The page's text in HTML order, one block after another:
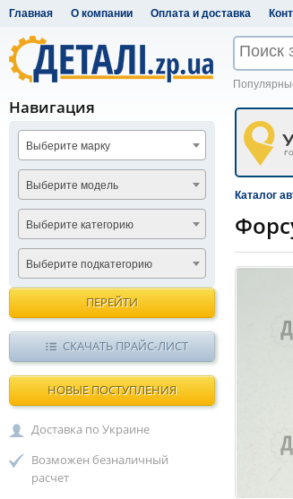
Главная О компании Оплата и доставка
Каталог
Навигация
Выберите марку
Выберите модель
Выберите категорию
Выберите подкатегорию
ПЕРЕЙТИ
СКАЧАТЬ ПРАЙС-ЛИСТ
НОВЫЕ ПОСТУПЛЕНИЯ
Доставка по Украине
Возможен безналичный
расчет